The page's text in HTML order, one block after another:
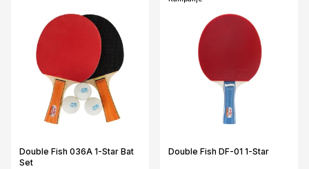
Double Fish 036A 1-Star Bat
Set
Double Fish DF-01 1-Star